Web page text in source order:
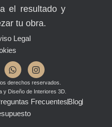
el resultado y
tu obra.
Legal
W
h
a
t
s
a
p
I
n
s
t
a
g
derechos reservados.
y Diseño de Interiores 3D.
FrecuentesBlog